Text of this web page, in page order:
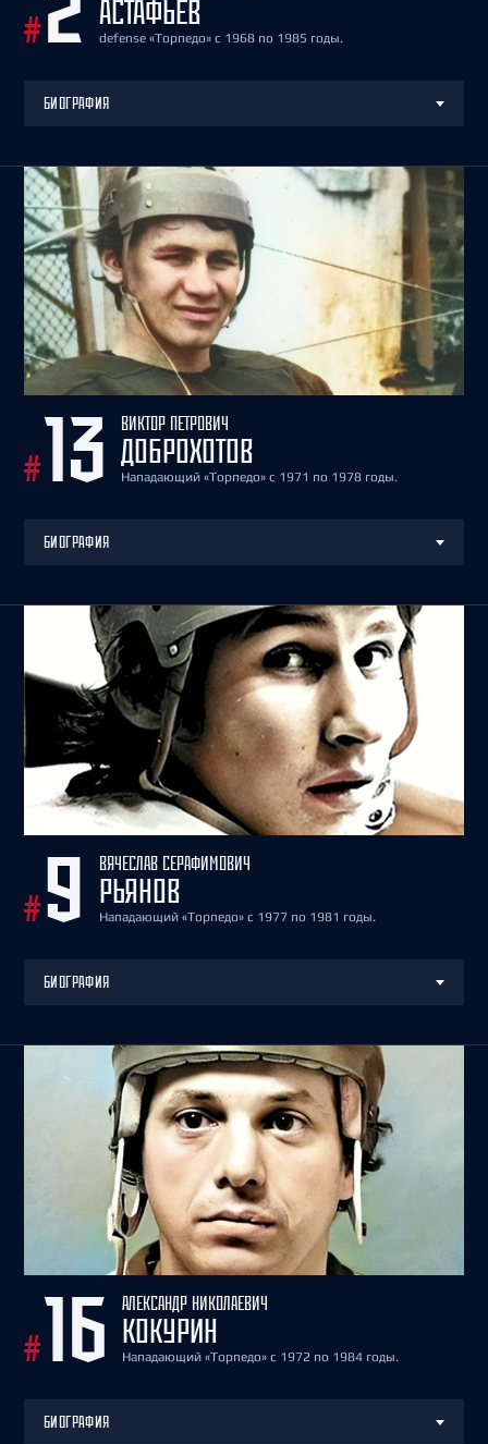
# АСТАФЬЕВ
defense «Торпедо» с 1968 по 1985 годы.
БИОГРАФИЯ
# 13 ВИКТОР ПЕТРОВИЧ
ДОБРОХОТОВ
Нападающий «Торпедо» с 1971 по 1978 годы.
БИОГРАФИЯ
#9 ВЯЧЕСЛАВ СЕРАФИМОВИЧ
РЬЯНОВ
Нападающий «Торпедо» с 1977 по 1981 годы.
БИОГРАФИЯ
# 16 АЛЕКСАНДР НИКОЛАЕВИЧ
КОКУРИН
Нападающий «Торпедо» с 1972 по 1984 годы.
БИОГРАФИЯ